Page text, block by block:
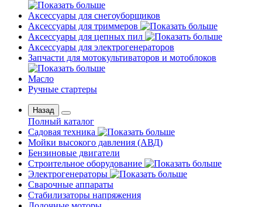
Аксессуары для снегоуборщиков
Аксессуары для триммеров
Аксессуары для цепных пил
Аксессуары для электрогенераторов
Запчасти для мотокультиваторов и мотоблоков
Масло
Ручные стартеры
Назад
Полный каталог
Садовая техника
Мойки высокого давления (АВД)
Бензиновые двигатели
Строительное оборудование
Электрогенераторы
Сварочные аппараты
Стабилизаторы напряжения